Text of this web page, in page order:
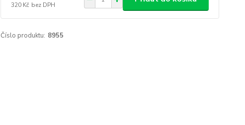
320 Kč bez DPH
Číslo produktu: 8955